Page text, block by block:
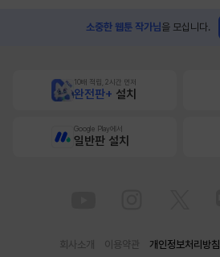
소중한 웹툰 작가님을 모십니다.
10배 적립, 2시간 먼저
완전판+ 설치
Google Play에서
일반판 설치
회사소개 이용약관 개인정보처리방침